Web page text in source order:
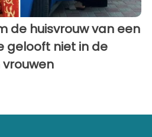
de huisvrouw van een
gelooft niet in de